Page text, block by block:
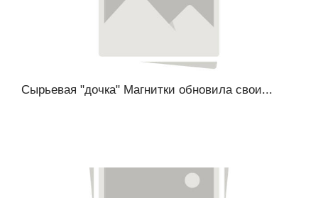
Сырьевая "дочка" Магнитки обновила свои...